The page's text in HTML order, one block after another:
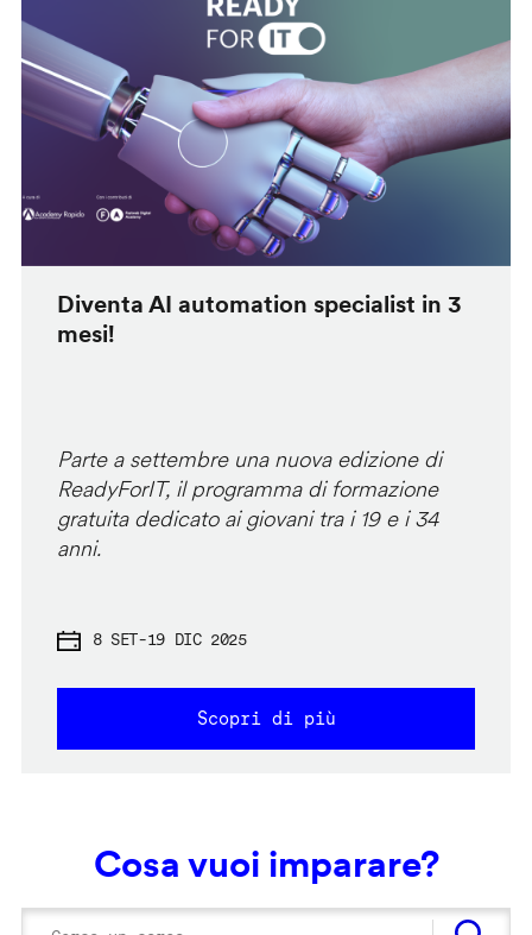
Diventa AI automation specialist in 3
mesi!
Parte a settembre una nuova edizione di
ReadyForIT, il programma di formazione
gratuita dedicato ai giovani tra i 19 e i 34
anni.
8 SET-19 DIC 2025
Scopri di più
Cosa vuoi imparare?